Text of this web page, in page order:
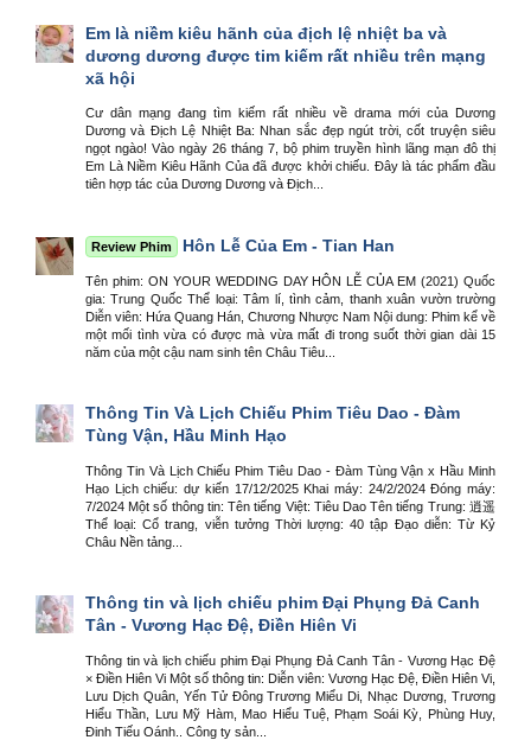
Em là niềm kiêu hãnh của địch lệ nhiệt ba và
dương dương được tim kiếm rất nhiều trên mạng
xã hội
Cư dân mạng đang tìm kiếm rất nhiều về drama mới của Dương
Dương và Địch Lệ Nhiệt Ba: Nhan sắc đẹp ngút trời, cốt truyện siêu
ngọt ngào! Vào ngày 26 tháng 7, bộ phim truyền hình lãng mạn đô thị
Em Là Niềm Kiêu Hãnh Của đã được khởi chiếu. Đây là tác phẩm đầu
tiên hợp tác của Dương Dương và Địch...
Review Phim Hôn Lễ Của Em - Tian Han
Tên phim: ON YOUR WEDDING DAY HÔN LỄ CỦA EM (2021) Quốc
gia: Trung Quốc Thể loại: Tâm lí, tình cảm, thanh xuân vườn trường
Diễn viên: Hứa Quang Hán, Chương Nhược Nam Nội dung: Phim kể về
một mối tình vừa có được mà vừa mất đi trong suốt thời gian dài 15
năm của một cậu nam sinh tên Châu Tiêu...
Thông Tin Và Lịch Chiếu Phim Tiêu Dao - Đàm
Tùng Vận, Hầu Minh Hạo
Thông Tin Và Lịch Chiếu Phim Tiêu Dao - Đàm Tùng Vận x Hầu Minh
Hạo Lịch chiếu: dự kiến 17/12/2025 Khai máy: 24/2/2024 Đóng máy:
7/2024 Một số thông tin: Tên tiếng Việt: Tiêu Dao Tên tiếng Trung: 逍遥
Thể loại: Cổ trang, viễn tưởng Thời lượng: 40 tập Đạo diễn: Từ Kỷ
Châu Nền tảng...
Thông tin và lịch chiếu phim Đại Phụng Đả Canh
Tân - Vương Hạc Đệ, Điền Hiên Vi
Thông tin và lịch chiếu phim Đại Phụng Đả Canh Tân - Vương Hạc Đệ
× Điền Hiên Vi Một số thông tin: Diễn viên: Vương Hạc Đệ, Điền Hiên Vi,
Lưu Dịch Quân, Yến Tử Đông Trương Miểu Di, Nhạc Dương, Trương
Hiểu Thần, Lưu Mỹ Hàm, Mao Hiểu Tuệ, Phạm Soái Kỳ, Phùng Huy,
Đinh Tiếu Oánh.. Công ty sản...